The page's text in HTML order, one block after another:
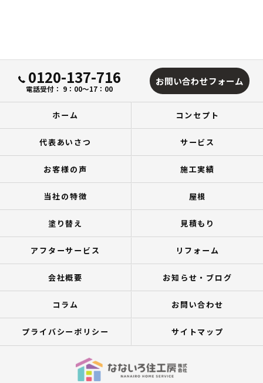
0120-137-716
電話受付： 9：00～17：00
お問い合わせフォーム
ホーム コンセプト
代表あいさつ サービス
お客様の声 施工実績
当社の特徴 屋根
塗り替え 見積もり
アフターサービス リフォーム
会社概要 お知らせ・ブログ
コラム お問い合わせ
プライバシーポリシー サイトマップ